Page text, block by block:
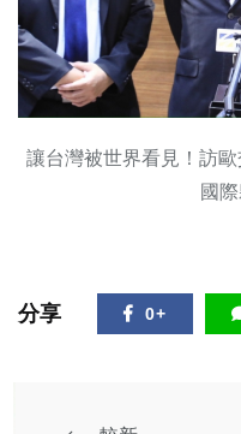
讓台灣被世界看見！訪
國
分享 0+